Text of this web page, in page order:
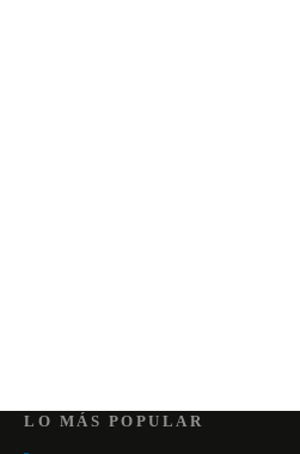
LO MÁS POPULAR